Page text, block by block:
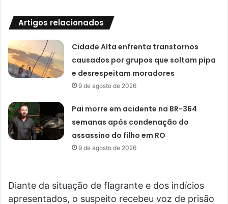
Artigos relacionados
Cidade Alta enfrenta transtornos
causados por grupos que soltam pipa
e desrespeitam moradores
9 de agosto de 2026
Pai morre em acidente na BR-364
semanas após condenação do
assassino do filho em RO
9 de agosto de 2026
Diante da situação de flagrante e dos indícios
apresentados, o suspeito recebeu voz de prisão